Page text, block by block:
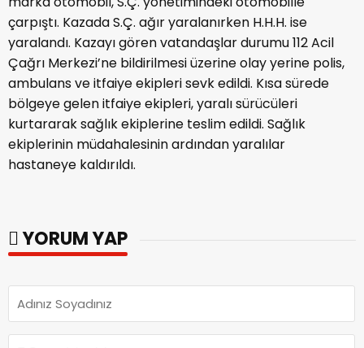
çarpıştı. Kazada S.Ç. ağır yaralanırken H.H.H. ise
yaralandı. Kazayı gören vatandaşlar durumu 112 Acil
Çağrı Merkezi’ne bildirilmesi üzerine olay yerine polis,
ambulans ve itfaiye ekipleri sevk edildi. Kısa sürede
bölgeye gelen itfaiye ekipleri, yaralı sürücüleri
kurtararak sağlık ekiplerine teslim edildi. Sağlık
ekiplerinin müdahalesinin ardından yaralılar
hastaneye kaldırıldı.
YORUM YAP